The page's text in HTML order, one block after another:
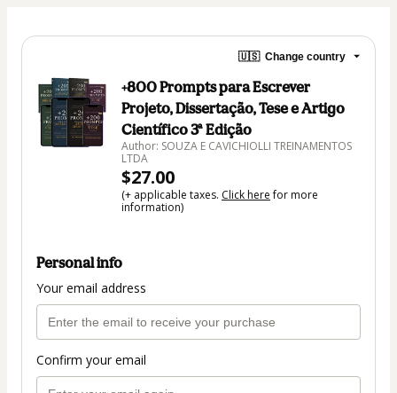
🇺🇸 Change country
+800 Prompts para Escrever
Projeto, Dissertação, Tese e Artigo
Científico 3ª Edição
Author: SOUZA E CAVICHIOLLI TREINAMENTOS
LTDA
$27.00
(+ applicable taxes. Click herefor more
information)
Personal info
Your email address
Confirm your email